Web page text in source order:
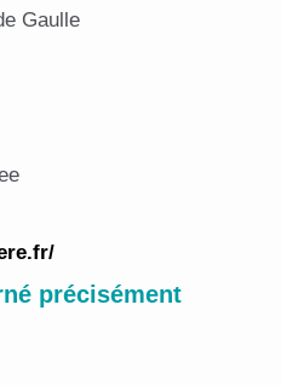
Gaulle
précisément